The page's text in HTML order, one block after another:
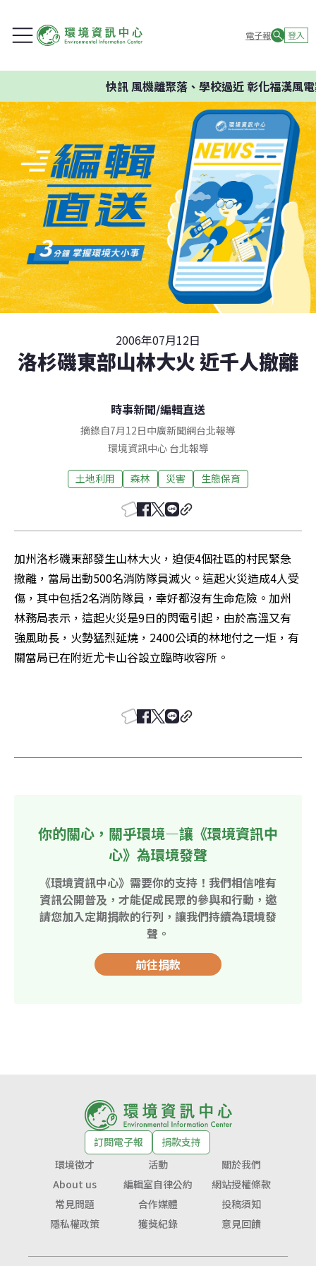
電子報 登入
快訊風機離聚落、學校過近 彰化福漢風電
2006年07月12日
洛杉磯東部山林大火 近千人撤離
時事新聞/編輯直送
摘錄自7月12日中廣新聞網台北報導
環境資訊中心 台北報導
土地利用 森林 災害 生態保育
加州洛杉磯東部發生山林大火，迫使4個社區的村民緊急
撤離，當局出動500名消防隊員滅火。這起火災造成4人受
傷，其中包括2名消防隊員，幸好都沒有生命危險。加州
林務局表示，這起火災是9日的閃電引起，由於高溫又有
強風助長，火勢猛烈延燒，2400公頃的林地付之一炬，有
關當局已在附近尤卡山谷設立臨時收容所。
你的關心，關乎環境—讓《環境資訊中
心》為環境發聲
《環境資訊中心》需要你的支持！我們相信唯有
資訊公開普及，才能促成民眾的參與和行動，邀
請您加入定期捐款的行列，讓我們持續為環境發
聲。
前往捐款
訂閱電子報
捐款支持
環境徵才
活動
關於我們
About us
編輯室自律公約
網站授權條款
常見問題
合作媒體
投稿須知
隱私權政策
獲獎紀錄 意見回饋